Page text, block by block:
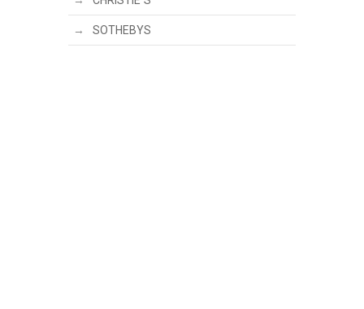
SOTHEBYS